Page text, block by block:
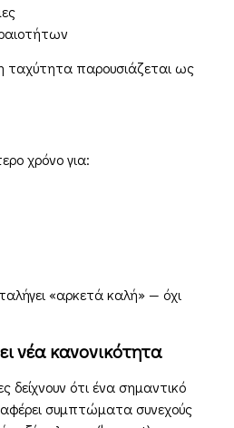
ταχύτητα παρουσιάζεται ως
χρόνο για:
«αρκετά καλή» — όχι
νέα κανονικότητα
δείχνουν ότι ένα σημαντικό
συμπτώματα συνεχούς